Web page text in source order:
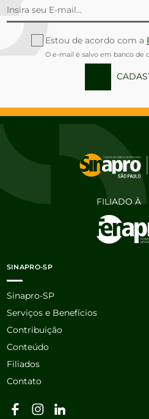
Estou de acordo com a
O e-mail é salvo em banco de
FILIADO À
SINAPRO-SP
Sinapro-SP
Serviços e Benefícios
Contribuição
Conteúdo
Filiados
Contato